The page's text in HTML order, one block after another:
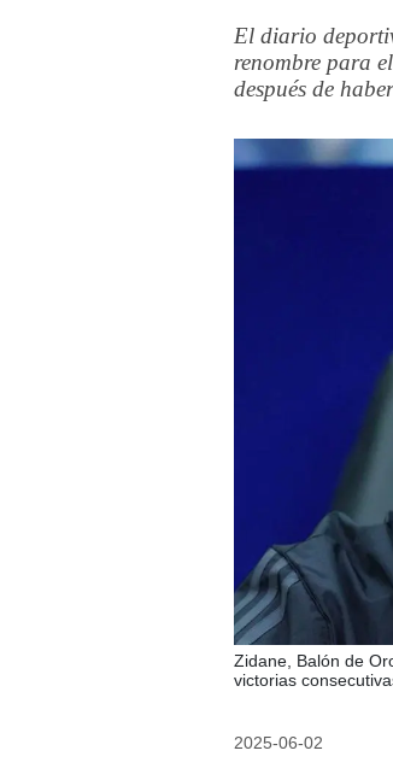
El diario
renombre para
después de
Zidane, Balón de
victorias
2025-06-02